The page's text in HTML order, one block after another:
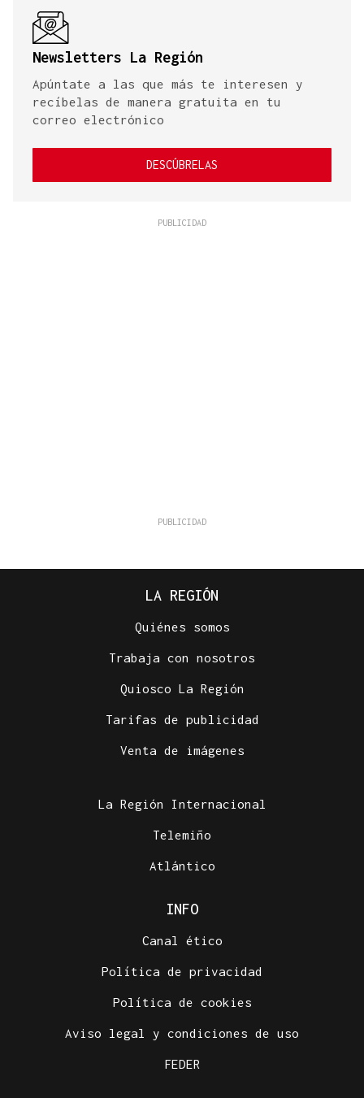
Newsletters La Región
Apúntate a las que más te interesen y
recíbelas de manera gratuita en tu
correo electrónico
DESCÚBRELAS
LA REGIÓN
Quiénes somos
Trabaja con nosotros
Quiosco La Región
Tarifas de publicidad
Venta de imágenes
La Región Internacional
Telemiño
Atlántico
INFO
Canal ético
Política de privacidad
Política de cookies
Aviso legal y condiciones de uso
FEDER